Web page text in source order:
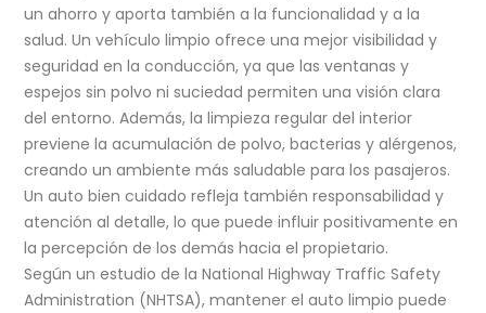
un ahorro y aporta también a la funcionalidad y a la
salud. Un vehículo limpio ofrece una mejor visibilidad y
seguridad en la conducción, ya que las ventanas y
espejos sin polvo ni suciedad permiten una visión clara
del entorno. Además, la limpieza regular del interior
previene la acumulación de polvo, bacterias y alérgenos,
creando un ambiente más saludable para los pasajeros.
Un auto bien cuidado refleja también responsabilidad y
atención al detalle, lo que puede influir positivamente en
la percepción de los demás hacia el propietario.
Según un estudio de la National Highway Traffic Safety
Administration (NHTSA), mantener el auto limpio puede